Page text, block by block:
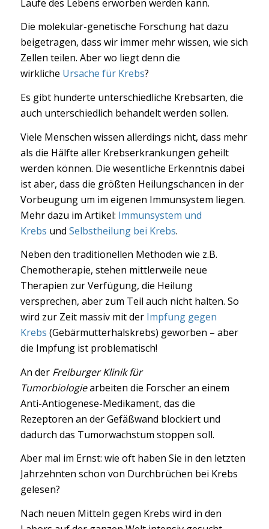
Laufe des Lebens erworben werden kann.
Die molekular-genetische Forschung hat dazu
beigetragen, dass wir immer mehr wissen, wie sich
Zellen teilen. Aber wo liegt denn die
wirkliche Ursache für Krebs?
Es gibt hunderte unterschiedliche Krebsarten, die
auch unterschiedlich behandelt werden sollen.
Viele Menschen wissen allerdings nicht, dass mehr
als die Hälfte aller Krebserkrankungen geheilt
werden können. Die wesentliche Erkenntnis dabei
ist aber, dass die größten Heilungschancen in der
Vorbeugung um im eigenen Immunsystem liegen.
Mehr dazu im Artikel: Immunsystem und
Krebs und Selbstheilung bei Krebs.
Neben den traditionellen Methoden wie z.B.
Chemotherapie, stehen mittlerweile neue
Therapien zur Verfügung, die Heilung
versprechen, aber zum Teil auch nicht halten. So
wird zur Zeit massiv mit der Impfung gegen
Krebs (Gebärmutterhalskrebs) geworben – aber
die Impfung ist problematisch!
An der Freiburger Klinik für
Tumorbiologiearbeiten die Forscher an einem
Anti-Antiogenese-Medikament, das die
Rezeptoren an der Gefäßwand blockiert und
dadurch das Tumorwachstum stoppen soll.
Aber mal im Ernst: wie oft haben Sie in den letzten
Jahrzehnten schon von Durchbrüchen bei Krebs
gelesen?
Nach neuen Mitteln gegen Krebs wird in den